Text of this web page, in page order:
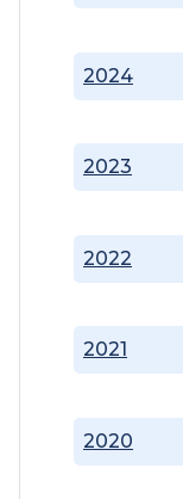
2020
2021
2022
2023
2024